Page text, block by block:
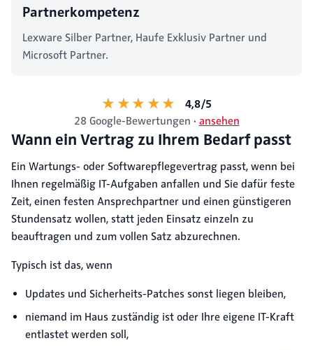
Partnerkompetenz
Lexware Silber Partner, Haufe Exklusiv Partner und
Microsoft Partner.
★★★★★
★★★★★
4,8/5
28 Google-Bewertungen · ansehen
Wann ein Vertrag zu Ihrem Bedarf passt
Ein Wartungs- oder Softwarepflegevertrag passt, wenn bei
Ihnen regelmäßig IT-Aufgaben anfallen und Sie dafür feste
Zeit, einen festen Ansprechpartner und einen günstigeren
Stundensatz wollen, statt jeden Einsatz einzeln zu
beauftragen und zum vollen Satz abzurechnen.
Typisch ist das, wenn
Updates und Sicherheits-Patches sonst liegen bleiben,
niemand im Haus zuständig ist oder Ihre eigene IT-Kraft
entlastet werden soll,